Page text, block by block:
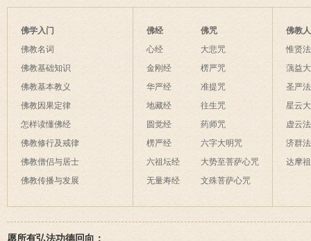
佛学入门
佛教名词
佛教基础知识
佛教基本教义
佛教因果定律
怎样读懂佛经
佛教修行及戒律
佛教僧侣与居士
佛教传播与发展
佛经
心经
金刚经
华严经
地藏经
圆觉经
楞严经
六祖坛经
无量寿经
佛咒
大悲咒
楞严咒
准提咒
往生咒
药师咒
六字大明咒
大势至菩萨心咒
文殊菩萨心咒
佛教
惟贤
蕅益
圣严
星云
虚云
济群
达摩
愿所有弘法功德回向：